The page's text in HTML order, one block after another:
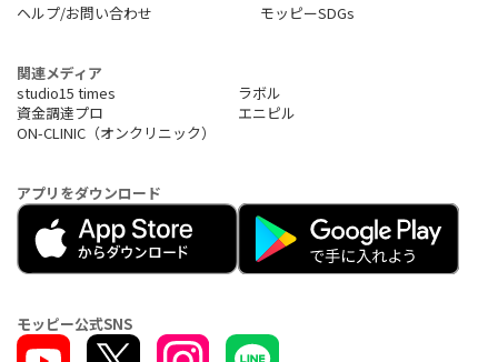
ヘルプ/お問い合わせ
モッピーSDGs
関連メディア
studio15 times
ラボル
資金調達プロ
エニピル
ON-CLINIC（オンクリニック）
アプリをダウンロード
モッピー公式SNS